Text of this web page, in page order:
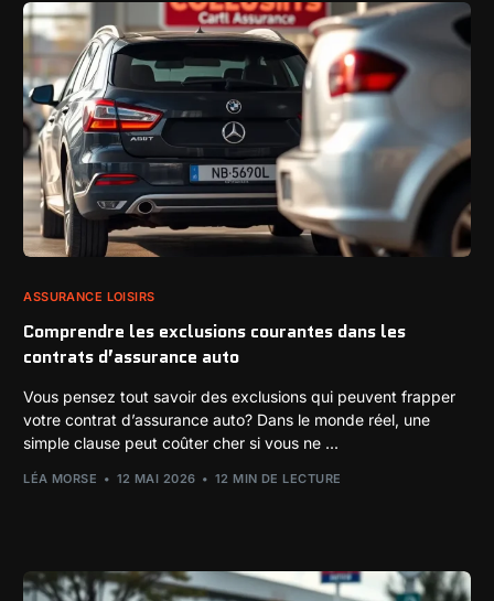
ASSURANCE LOISIRS
Comprendre les exclusions courantes dans les
contrats d’assurance auto
Vous pensez tout savoir des exclusions qui peuvent frapper
votre contrat d’assurance auto? Dans le monde réel, une
simple clause peut coûter cher si vous ne ...
LÉA MORSE 12 MAI 2026 12 MIN DE LECTURE